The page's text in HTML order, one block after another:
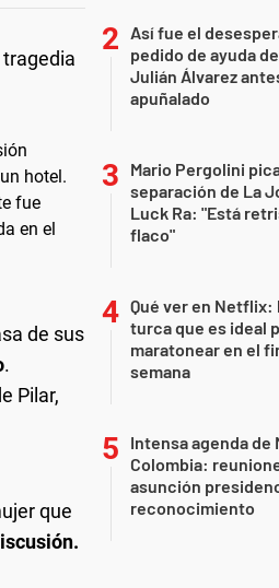
de sus
.
Pilar,
que
Así fue el
pedido de ayuda
Julián Álvarez
apuñalado
Mario Pergolini
separación de La
Luck Ra: "Está
flaco"
Qué ver en Netflix:
turca que es ideal
maratonear en el
semana
Intensa agenda de
Colombia:
asunción
reconocimiento